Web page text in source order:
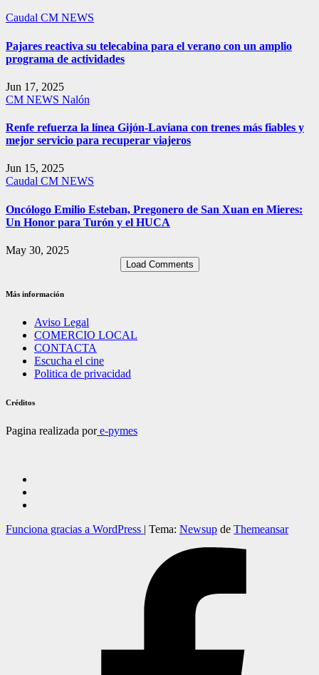
Caudal CM NEWS
Pajares reactiva su telecabina para el verano con un amplio
programa de actividades
Jun 17, 2025
CM NEWS Nalón
Renfe refuerza la línea Gijón-Laviana con trenes más fiables y
mejor servicio para recuperar viajeros
Jun 15, 2025
Caudal CM NEWS
Oncólogo Emilio Esteban, Pregonero de San Xuan en Mieres:
Un Honor para Turón y el HUCA
May 30, 2025
Load Comments
Más información
Aviso Legal
COMERCIO LOCAL
CONTACTA
Escucha el cine
Politica de privacidad
Créditos
Pagina realizada pore-pymes
Funciona gracias a WordPress | Tema: Newsup de Themeansar